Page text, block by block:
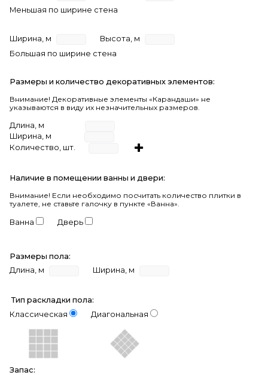
Меньшая по ширине стена
Ширина, м
Высота, м
Большая по ширине стена
Размеры и количество декоративных элементов:
Внимание! Декоративные элементы «Карандаши» не
указываются в виду их незначительных размеров.
Длина, м
Ширина, м
Количество, шт.
Наличие в помещении ванны и двери:
Внимание! Если необходимо посчитать количество плитки в
туалете, не ставьте галочку в пункте «Ванна».
Ванна Дверь
Размеры пола:
Длина, м
Ширина, м
Тип раскладки пола:
Классическая
Диагональная
Запас: